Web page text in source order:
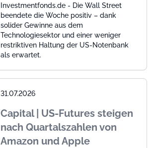
Investmentfonds.de - Die Wall Street
beendete die Woche positiv – dank
solider Gewinne aus dem
Technologiesektor und einer weniger
restriktiven Haltung der US-Notenbank
als erwartet.
31.07.2026
Capital | US-Futures steigen
nach Quartalszahlen von
Amazon und Apple